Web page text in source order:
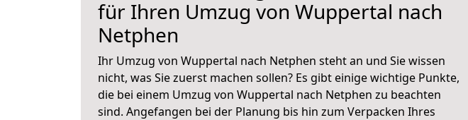
für Ihren Umzug von Wuppertal nach
Netphen
Ihr Umzug von Wuppertal nach Netphen steht an und Sie wissen
nicht, was Sie zuerst machen sollen? Es gibt einige wichtige Punkte,
die bei einem Umzug von Wuppertal nach Netphen zu beachten
sind. Angefangen bei der Planung bis hin zum Verpacken Ihres